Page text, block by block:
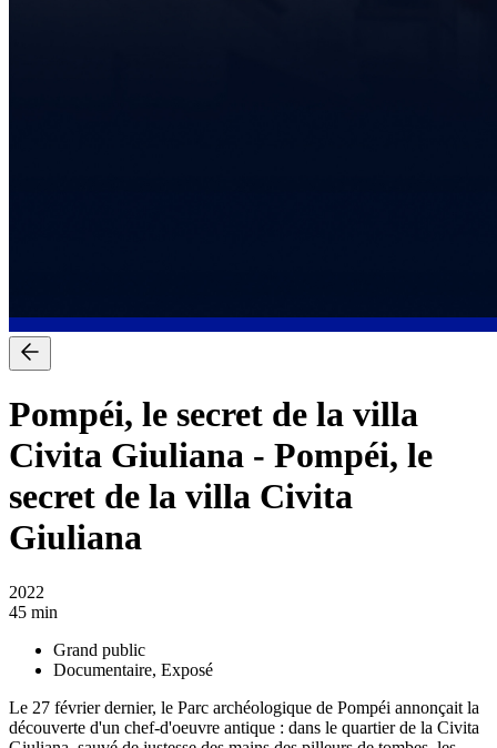
Pompéi, le secret de la villa
Civita Giuliana - Pompéi, le
secret de la villa Civita
Giuliana
2022
45 min
Grand public
Documentaire, Exposé
Le 27 février dernier, le Parc archéologique de Pompéi annonçait la
découverte d'un chef-d'oeuvre antique : dans le quartier de la Civita